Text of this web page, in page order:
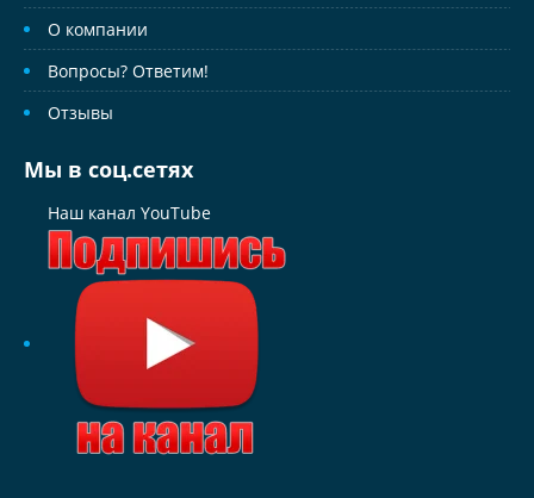
О компании
Вопросы? Ответим!
Отзывы
Мы в соц.сетях
Наш канал YouTube